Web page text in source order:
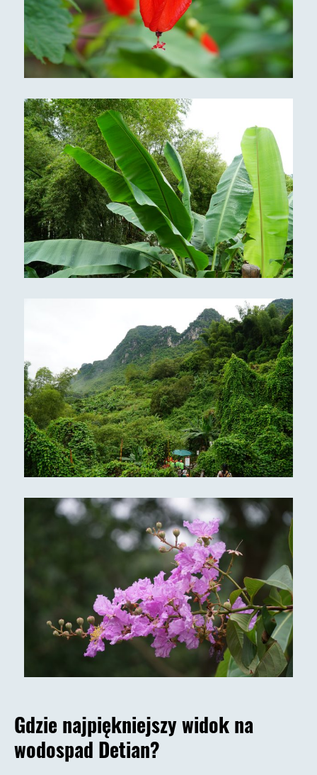
Gdzie najpiękniejszy widok na
wodospad Detian?